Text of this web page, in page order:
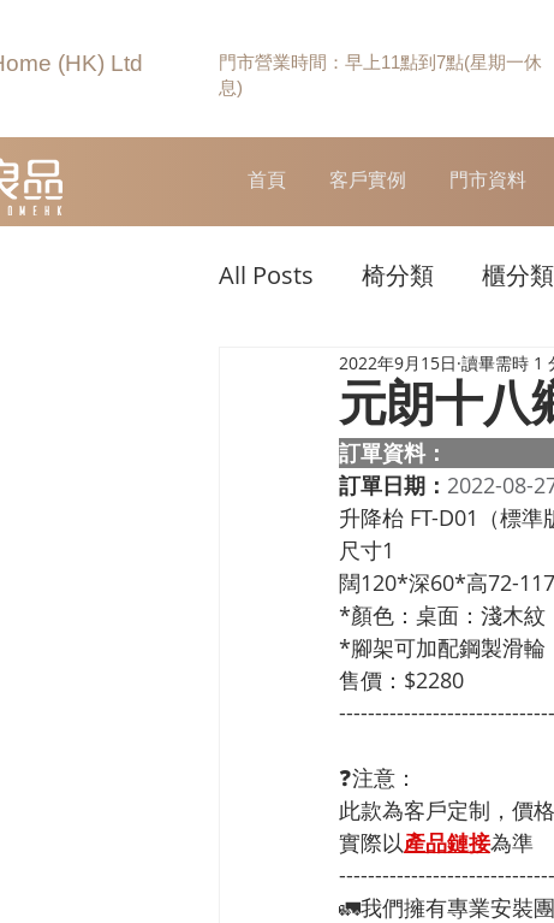
(HK) Ltd
門市營業時間：早上11點到7點(星期一休
息)
首頁 客戶實例 門市資料
All Posts 椅分類 櫃分類
元朗十八
2022年9月15日 讀畢需時 1
訂單資料：
訂單日期： 2022-08-
升降枱 FT-D01（標準
尺寸1
闊120*深60*高72-
*顏色：桌面：淺木紋
*腳架可加配鋼製滑輪
售價：$2280
------------------------------
❓注意：
此款為客戶定制，價
實際以產品鏈接為準
🚛我們擁有專業安裝